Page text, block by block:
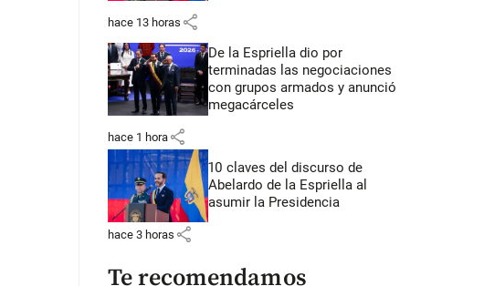
hace 13 horas share
De la Espriella dio por
terminadas las negociaciones
con grupos armados y anunció
megacárceles
hace 1 hora share
10 claves del discurso de
Abelardo de la Espriella al
asumir la Presidencia
hace 3 horas share
Te recomendamos